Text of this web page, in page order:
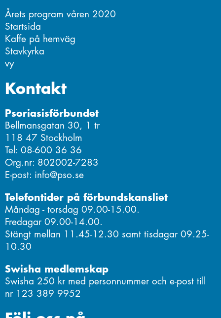
Kontakt
Psoriasisförbundet
Bellmansgatan 30, 1 tr
118 47 Stockholm
Tel: 08-600 36 36
Org.nr: 802002-7283
E-post: info@pso.se
Telefontider på förbundskansliet
Måndag - torsdag 09.00-15.00.
Fredagar 09.00-14.00.
Stängt mellan 11.45-12.30 samt tisdagar 09.25-
10.30
Swisha medlemskap
Swisha 250 kr med personnummer och e-post till
nr 123 389 9952
Årets program våren 2020
Startsida
Kaffe på hemväg
Stavkyrka
vy